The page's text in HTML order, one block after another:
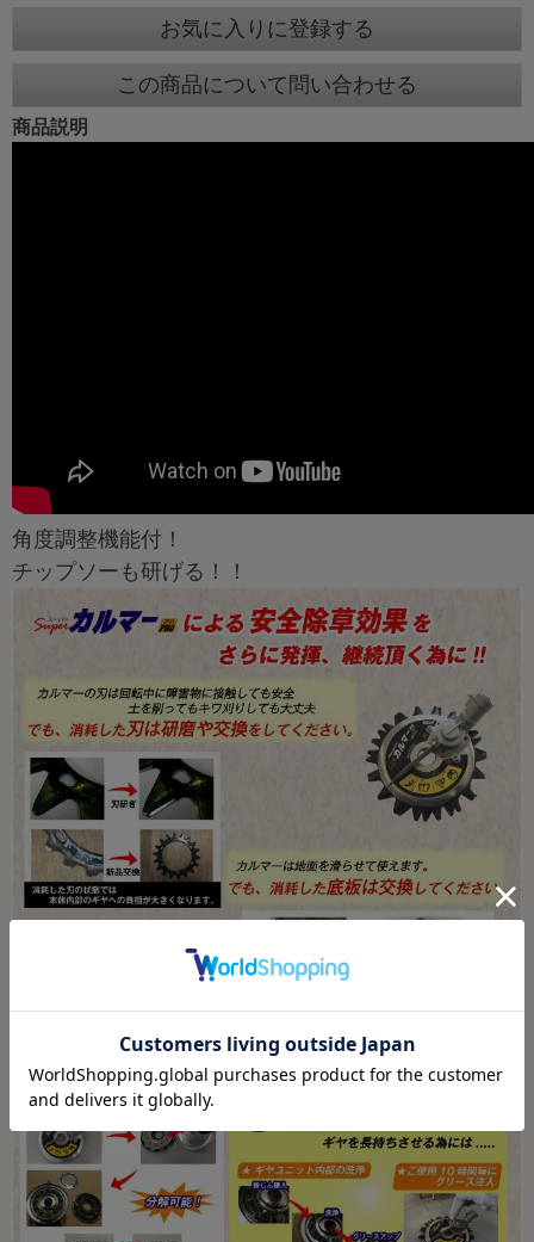
お気に入りに登録する
この商品について問い合わせる
商品説明
角度調整機能付！
チップソーも研げる！！